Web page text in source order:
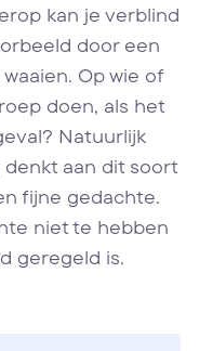
kan je verblind
door een
Op wie of
doen, als het
Natuurlijk
aan dit soort
fijne gedachte.
niet te hebben
geregeld is.